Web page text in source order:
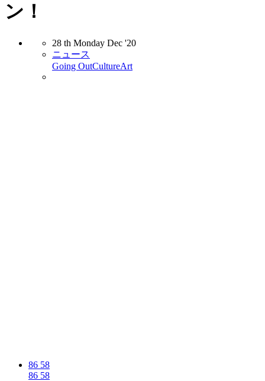
ン！
28 th Monday Dec '20
ニュース
Going OutCultureArt
86 58
86 58